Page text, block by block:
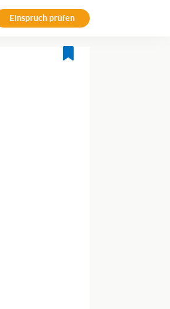
Einspruch prüfen